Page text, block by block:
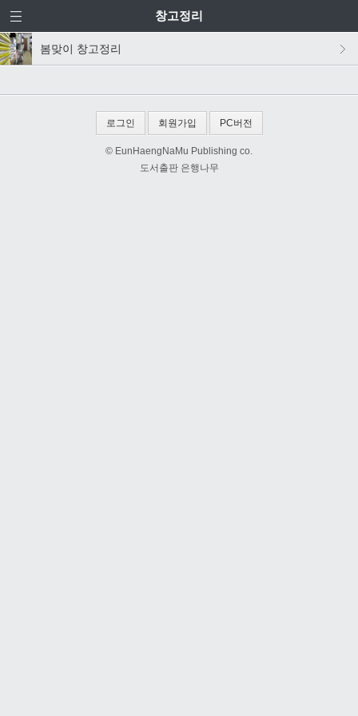
창고정리
봄맞이 창고정리
로그인 회원가입 PC버전
© EunHaengNaMu Publishing co.
도서출판 은행나무